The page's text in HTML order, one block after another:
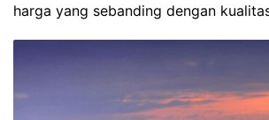
harga yang sebanding dengan